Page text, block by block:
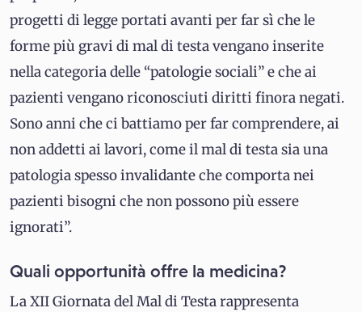
progetti di legge portati avanti per far sì che le
forme più gravi di mal di testa vengano inserite
nella categoria delle “patologie sociali” e che ai
pazienti vengano riconosciuti diritti finora negati.
Sono anni che ci battiamo per far comprendere, ai
non addetti ai lavori, come il mal di testa sia una
patologia spesso invalidante che comporta nei
pazienti bisogni che non possono più essere
ignorati”.
Quali opportunità offre la medicina?
La XII Giornata del Mal di Testa rappresenta